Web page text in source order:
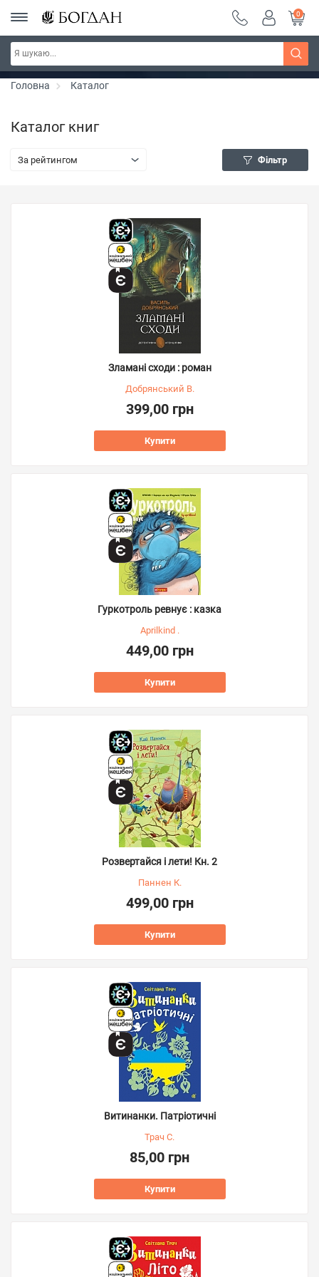
Серія "Чейзіана" ~ знижка 20%
0
Головна Каталог
Каталог книг
За рейтингом Фільтр
Зламані сходи : роман
Добрянський В.
399,00 грн
Купити
Гуркотроль ревнує : казка
Aprilkind .
449,00 грн
Купити
Розвертайся і лети! Кн. 2
Паннен К.
499,00 грн
Купити
Витинанки. Патріотичні
Трач С.
85,00 грн
Купити